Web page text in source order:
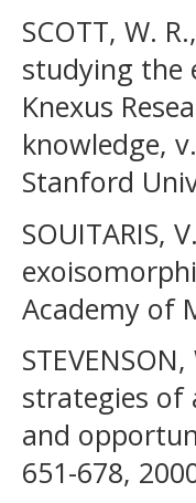
SCOTT, W.
studying the
Knexus
knowledge,
Stanford
SOUITARIS,
Academy of
strategies of
and
651-678,